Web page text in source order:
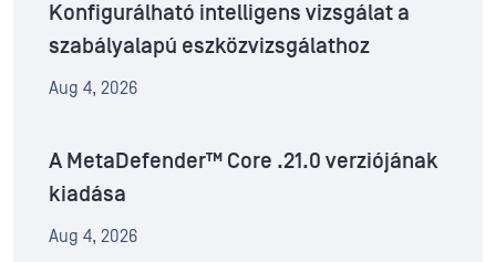
Konfigurálható intelligens vizsgálat a
szabályalapú eszközvizsgálathoz
Aug 4, 2026
A MetaDefender™ Core .21.0 verziójának
kiadása
Aug 4, 2026